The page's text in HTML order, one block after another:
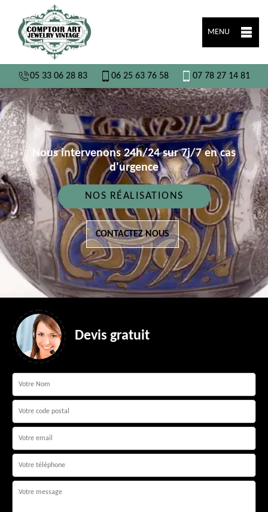
MENU
05 33 06 28 83 06 25 63 76 58 07 78 27 14 81
Nous intervenons 24h/24 sur 7j/7 en cas
d'urgence
NOS RÉALISATIONS
CONTACTEZ NOUS
Devis gratuit